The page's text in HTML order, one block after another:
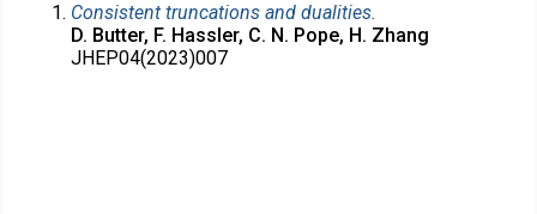
Consistent truncations and dualities.
D. Butter, F. Hassler, C. N. Pope, H. Zhang
JHEP04(2023)007